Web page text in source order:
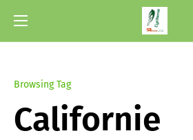
Browsing Tag
Californie